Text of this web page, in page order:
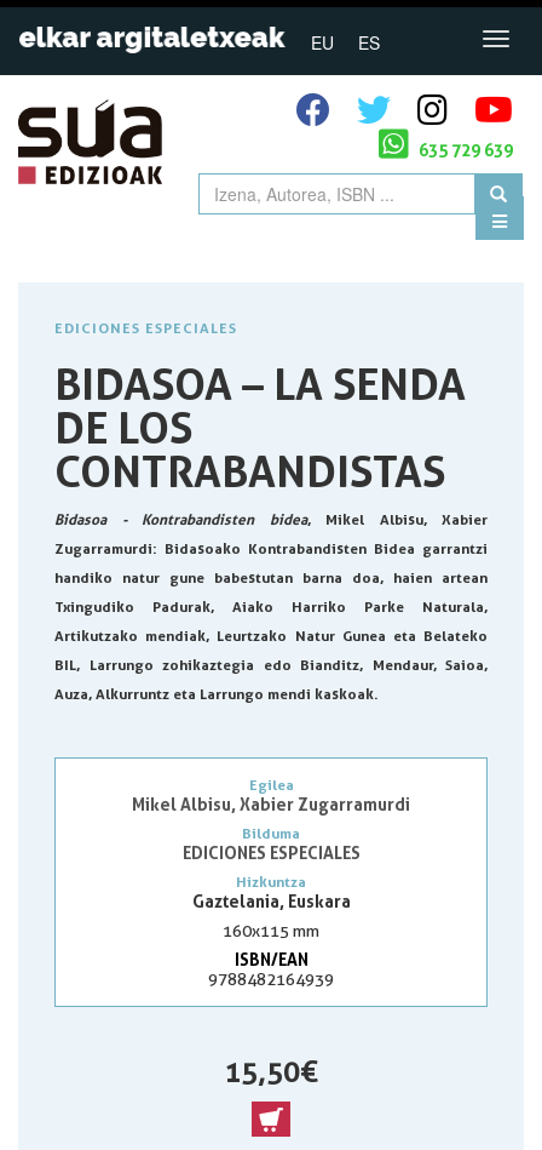
EU ES
635 729 639
EDICIONES ESPECIALES
BIDASOA – LA SENDA
DE LOS
CONTRABANDISTAS
Bidasoa - Kontrabandisten bidea, Mikel Albisu, Xabier
Zugarramurdi: Bidasoako Kontrabandisten Bidea garrantzi
handiko natur gune babestutan barna doa, haien artean
Txingudiko Padurak, Aiako Harriko Parke Naturala,
Artikutzako mendiak, Leurtzako Natur Gunea eta Belateko
BIL, Larrungo zohikaztegia edo Bianditz, Mendaur, Saioa,
Auza, Alkurruntz eta Larrungo mendi kaskoak.
Egilea
Mikel Albisu, Xabier Zugarramurdi
Bilduma
EDICIONES ESPECIALES
Hizkuntza
Gaztelania, Euskara
160x115 mm
ISBN/EAN
9788482164939
15,50 €